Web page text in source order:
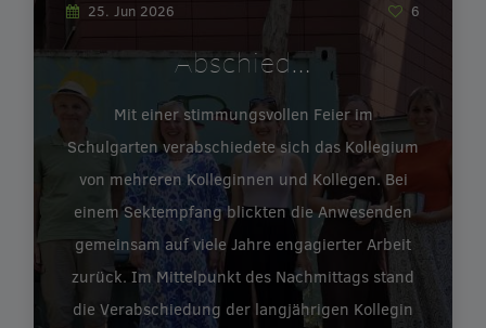
25. Jun 2026 6
Abschied…
Mit einer stimmungsvollen Feier im
Schulgarten verabschiedete sich das Kollegium
von mehreren Kolleginnen und Kollegen. Bei
einem Sektempfang blickten die Anwesenden
gemeinsam auf viele Jahre engagierter Arbeit
zurück. Im Mittelpunkt des Nachmittags stand
die Verabschiedung der langjährigen Kollegin